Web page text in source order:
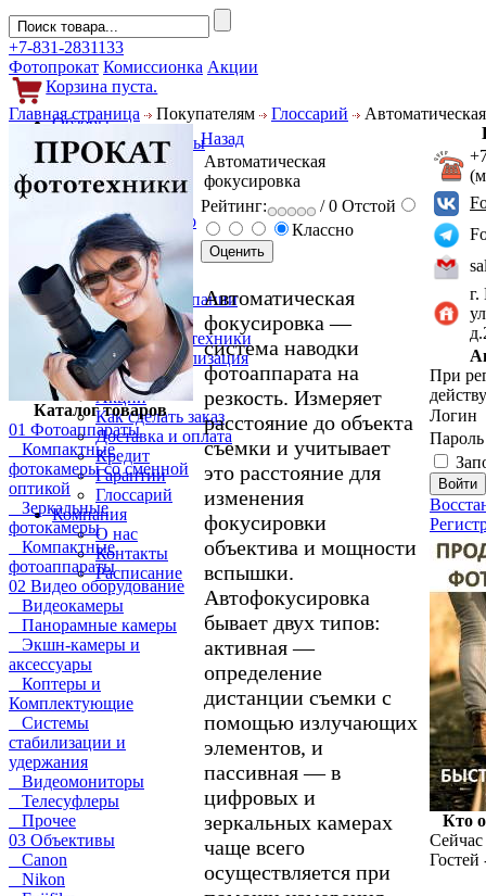
+7-831-2831133
Фотопрокат Комиссионка Акции
Корзина пуста.
Обзоры
Фотоаппараты
Объективы
Фильтры
Фото и видео
Гаджеты
Аксессуары
Слухи
Новости компании
Услуги
Прокат фототехники
Выкуп и реализация
Покупателям
Акции
Как сделать заказ
Доставка и оплата
Кредит
Гарантии
Глоссарий
Компания
О нас
Контакты
Расписание
Главная страница Покупателям Глоссарий
Каталог товаров
01 Фотоаппараты
Компактные
фотокамеры со сменной
оптикой
Зеркальные
фотокамеры
Компактные
фотоаппараты
02 Видео оборудование
Видеокамеры
Панорамные камеры
Экшн-камеры и
аксессуары
Коптеры и
Комплектующие
Системы
стабилизации и
удержания
Видеомониторы
Телесуфлеры
Прочее
03 Объективы
Canon
Nikon
Назад
Автоматическая
фокусировка
Рейтинг:
/ 0 Отстой
Классно
Автоматическая
фокусировка —
система наводки
фотоаппарата на
резкость. Измеряет
расстояние до объекта
съемки и учитывает
это расстояние для
изменения
фокусировки
объектива и мощности
вспышки.
Автофокусировка
бывает двух типов:
активная —
определение
дистанции съемки с
помощью излучающих
элементов, и
пассивная — в
цифровых и
зеркальных камерах
чаще всего
осуществляется при
При
Логин
Кто
Сейчас
Гостей